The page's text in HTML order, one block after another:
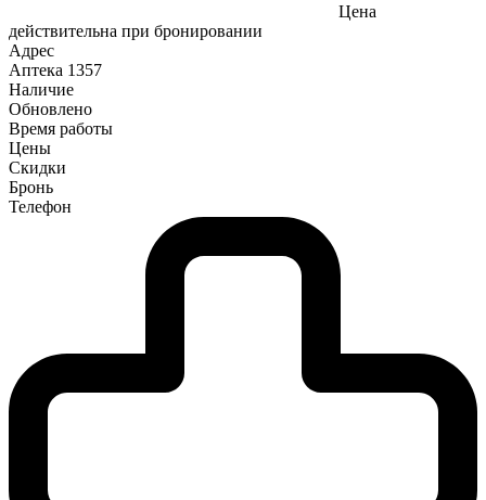
Цена
действительна при бронировании
Адрес
Аптека 1357
Наличие
Обновлено
Время работы
Цены
Скидки
Бронь
Телефон